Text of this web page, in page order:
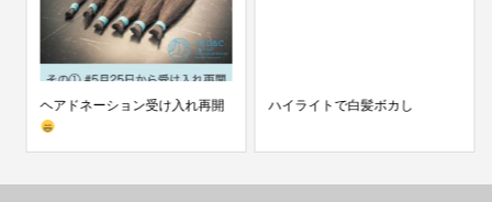
ヘアドネーション受け入れ再開 ハイライトで白髪ボカし